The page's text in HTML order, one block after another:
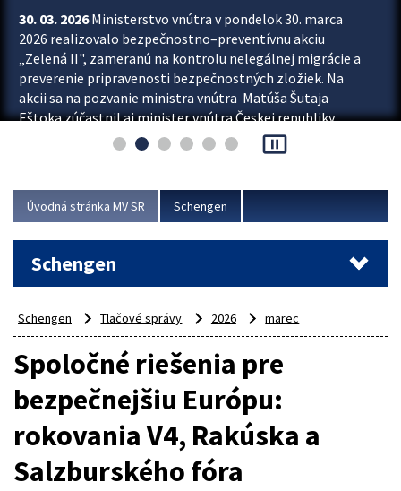
30. 03. 2026Ministerstvo vnútra v pondelok 30. marca
2026 realizovalo bezpečnostno–preventívnu akciu
„Zelená II", zameranú na kontrolu nelegálnej migrácie a
preverenie pripravenosti bezpečnostných zložiek. Na
akcii sa na pozvanie ministra vnútra Matúša Šutaja
Eštoka zúčastnil aj minister vnútra Českej republiky
Lubomír Metnar, spolu s ďalšími zahraničnými partnermi.
Cieľom akcie bolo posilniť kontrolné mechanizmy,
demonštrovať pripravenosť Slovenska na možné...
pause_presentation
Úvodná stránka MV SR Schengen
Schengen
Schengen Tlačové správy 2026 marec
Spoločné riešenia pre
bezpečnejšiu Európu:
rokovania V4, Rakúska a
Salzburského fóra